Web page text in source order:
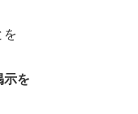
を
示を